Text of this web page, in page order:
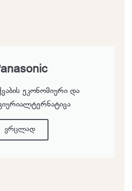
ეკონომიური და
ვრცლად